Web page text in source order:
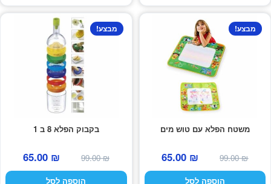
משטח הפלא עם טוש מים
מבצע!
99.00₪
המחיר
המקורי
65.00 ₪
המחיר
הנוכחי
הוספה לסל
בקבוק הפלא 8 ב 1
מבצע!
99.00₪
המחיר
המקורי
65.00 ₪
הוספה לסל